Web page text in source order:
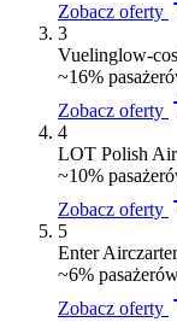
Zobacz oferty
3
Vuelinglow-
~16%
Zobacz oferty
4
LOT Polish
~10%
Zobacz oferty
5
Enter Airczarter
~6%
Zobacz oferty